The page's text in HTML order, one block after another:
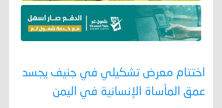
اختتام ‏معرض تشكيلي في جنيف يجسد
عمق المأساة الإنسانية في اليمن